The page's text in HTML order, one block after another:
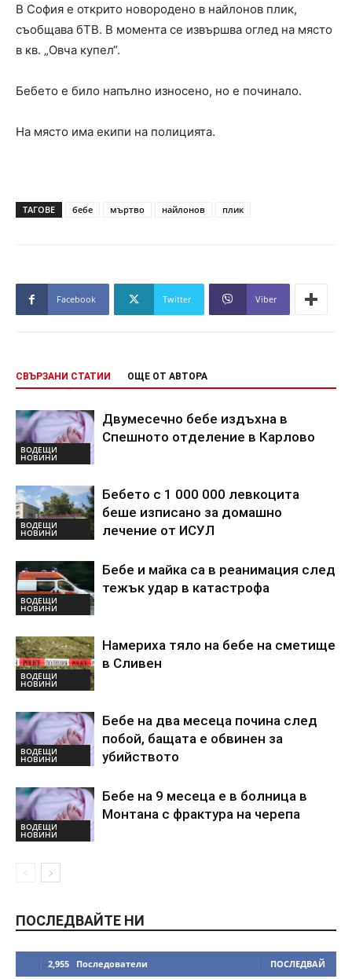
В София е открито новородено в найлонов плик,
съобщава бТВ. В момента се извършва оглед на място
в кв. „Овча купел“.
Бебето е било напълно износено, но е починало.
На място има екипи на полицията.
ТАГОВЕ бебе мъртво найлонов плик
Facebook Twitter Viber
СВЪРЗАНИ СТАТИИ ОЩЕ ОТ АВТОРА
ВОДЕЩИ
НОВИНИ
Двумесечно бебе издъхна в
Спешното отделение в Карлово
ВОДЕЩИ
НОВИНИ
Бебето с 1 000 000 левкоцита
беше изписано за домашно
лечение от ИСУЛ
ВОДЕЩИ
НОВИНИ
Бебе и майка са в реанимация след
тежък удар в катастрофа
ВОДЕЩИ
НОВИНИ
Намериха тяло на бебе на сметище
в Сливен
ВОДЕЩИ
НОВИНИ
Бебе на два месеца почина след
побой, бащата е обвинен за
убийството
ВОДЕЩИ
НОВИНИ
Бебе на 9 месеца е в болница в
Монтана с фрактура на черепа
ПОСЛЕДВАЙТЕ НИ
2,955 Последователи ПОСЛЕДВАЙ